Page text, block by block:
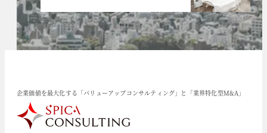
企業価値を最大化する「バリューアップコンサルティング」と「業界特化型M&A」